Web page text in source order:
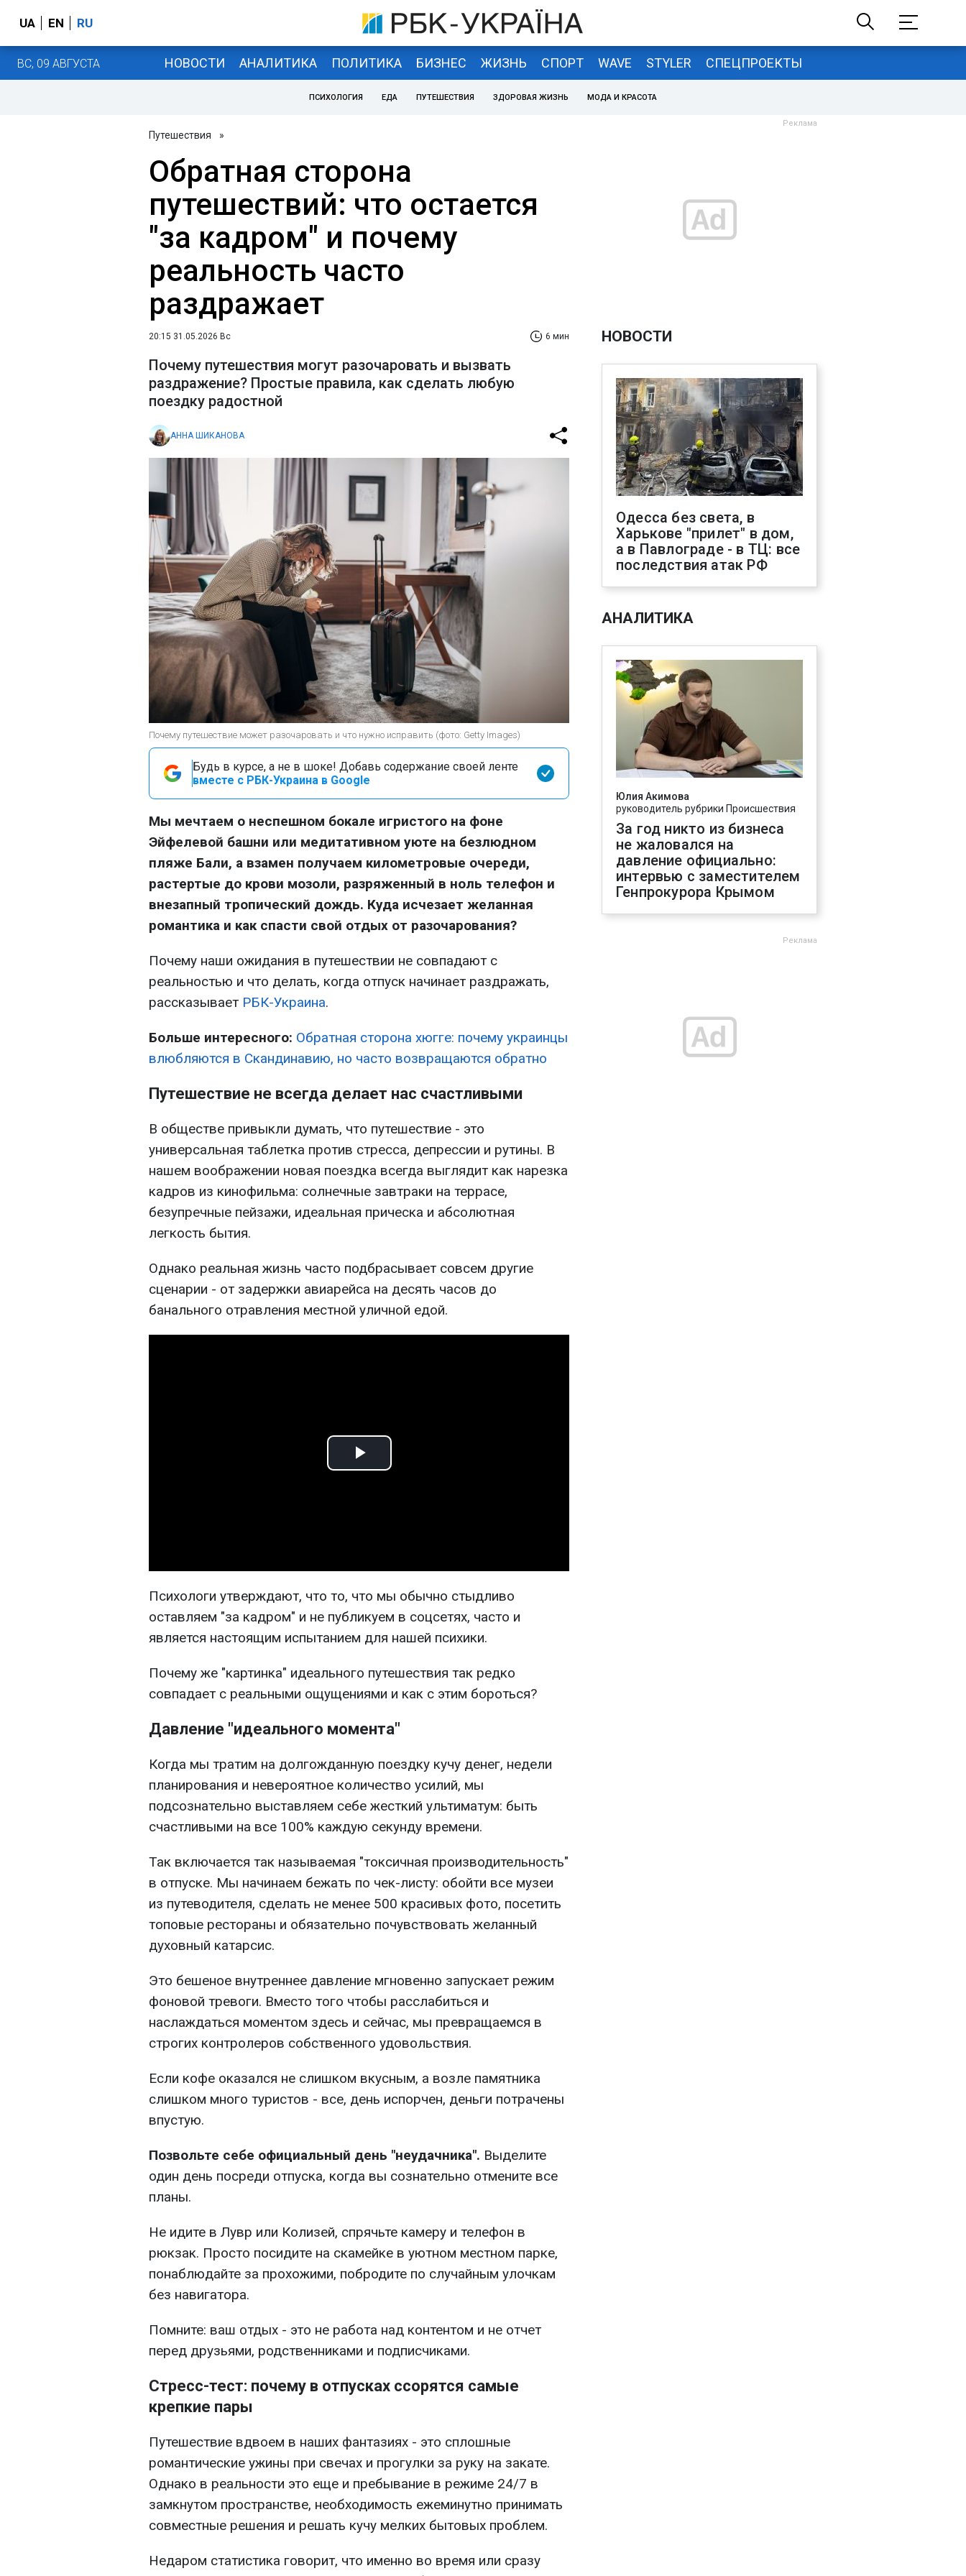
UA EN RU
ВС, 09 АВГУСТА НОВОСТИ АНАЛИТИКА ПОЛИТИКА БИЗНЕС ЖИЗНЬ СПОРТ WAVE STYLER СПЕЦПРОЕКТЫ
ПСИХОЛОГИЯ ЕДА ПУТЕШЕСТВИЯ ЗДОРОВАЯ ЖИЗНЬ МОДА И КРАСОТА
Путешествия »
Обратная сторона
путешествий: что остается
"за кадром" и почему
реальность часто
раздражает
20:15 31.05.2026 Вс 6 мин
Почему путешествия могут разочаровать и вызвать
раздражение? Простые правила, как сделать любую
поездку радостной
АННА ШИКАНОВА
Почему путешествие может разочаровать и что нужно исправить (фото: Getty Images)
Будь в курсе, а не в шоке! Добавь содержание своей ленте
вместе с РБК-Украина в Google
Мы мечтаем о неспешном бокале игристого на фоне
Эйфелевой башни или медитативном уюте на безлюдном
пляже Бали, а взамен получаем километровые очереди,
растертые до крови мозоли, разряженный в ноль телефон и
внезапный тропический дождь. Куда исчезает желанная
романтика и как спасти свой отдых от разочарования?
Почему наши ожидания в путешествии не совпадают с
реальностью и что делать, когда отпуск начинает раздражать,
рассказывает РБК-Украина.
Больше интересного: Обратная сторона хюгге: почему украинцы
влюбляются в Скандинавию, но часто возвращаются обратно
Путешествие не всегда делает нас счастливыми
В обществе привыкли думать, что путешествие - это
универсальная таблетка против стресса, депрессии и рутины. В
нашем воображении новая поездка всегда выглядит как нарезка
кадров из кинофильма: солнечные завтраки на террасе,
безупречные пейзажи, идеальная прическа и абсолютная
легкость бытия.
Однако реальная жизнь часто подбрасывает совсем другие
сценарии - от задержки авиарейса на десять часов до
банального отравления местной уличной едой.
Play
Психологи утверждают, что то, что мы обычно стыдливо
оставляем "за кадром" и не публикуем в соцсетях, часто и
является настоящим испытанием для нашей психики.
Почему же "картинка" идеального путешествия так редко
совпадает с реальными ощущениями и как с этим бороться?
Давление "идеального момента"
Когда мы тратим на долгожданную поездку кучу денег, недели
планирования и невероятное количество усилий, мы
подсознательно выставляем себе жесткий ультиматум: быть
счастливыми на все 100% каждую секунду времени.
Так включается так называемая "токсичная производительность"
в отпуске. Мы начинаем бежать по чек-листу: обойти все музеи
из путеводителя, сделать не менее 500 красивых фото, посетить
топовые рестораны и обязательно почувствовать желанный
духовный катарсис.
Это бешеное внутреннее давление мгновенно запускает режим
фоновой тревоги. Вместо того чтобы расслабиться и
наслаждаться моментом здесь и сейчас, мы превращаемся в
строгих контролеров собственного удовольствия.
Если кофе оказался не слишком вкусным, а возле памятника
слишком много туристов - все, день испорчен, деньги потрачены
впустую.
Позвольте себе официальный день "неудачника". Выделите
один день посреди отпуска, когда вы сознательно отмените все
планы.
Не идите в Лувр или Колизей, спрячьте камеру и телефон в
рюкзак. Просто посидите на скамейке в уютном местном парке,
понаблюдайте за прохожими, побродите по случайным улочкам
без навигатора.
Помните: ваш отдых - это не работа над контентом и не отчет
перед друзьями, родственниками и подписчиками.
Стресс-тест: почему в отпусках ссорятся самые
крепкие пары
Путешествие вдвоем в наших фантазиях - это сплошные
романтические ужины при свечах и прогулки за руку на закате.
Однако в реальности это еще и пребывание в режиме 24/7 в
замкнутом пространстве, необходимость ежеминутно принимать
совместные решения и решать кучу мелких бытовых проблем.
Недаром статистика говорит, что именно во время или сразу
НОВОСТИ
Одесса без света, в
Харькове "прилет" в дом,
а в Павлограде - в ТЦ: все
последствия атак РФ
АНАЛИТИКА
Юлия Акимова
руководитель рубрики Происшествия
За год никто из бизнеса
не жаловался на
давление официально:
интервью с заместителем
Генпрокурора Крымом